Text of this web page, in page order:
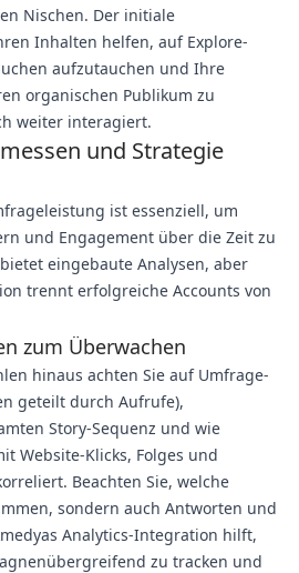
Nischen. Der initiale
Inhalten helfen, auf Explore-
aufzutauchen und Ihre
organischen Publikum zu
weiter interagiert.
und Strategie
ist essenziell, um
und Engagement über die Zeit zu
eingebaute Analysen, aber
trennt erfolgreiche Accounts von
zum Überwachen
hinaus achten Sie auf Umfrage-
geteilt durch Aufrufe),
Story-Sequenz und wie
Website-Klicks, Folges und
Beachten Sie, welche
sondern auch Antworten und
Analytics-Integration hilft,
zu tracken und